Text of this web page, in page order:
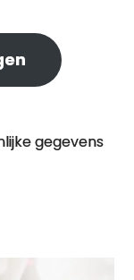
gegevens